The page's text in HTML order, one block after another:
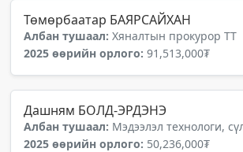
Төмөрбаатар БАЯРСАЙХАН
Албан тушаал: Хяналтын прокурор ТТ
2025 өөрийн орлого: 91,513,000₮
Дашням БОЛД-ЭРДЭНЭ
Албан тушаал: Мэдээлэл технологи,
2025 өөрийн орлого: 50,236,000₮